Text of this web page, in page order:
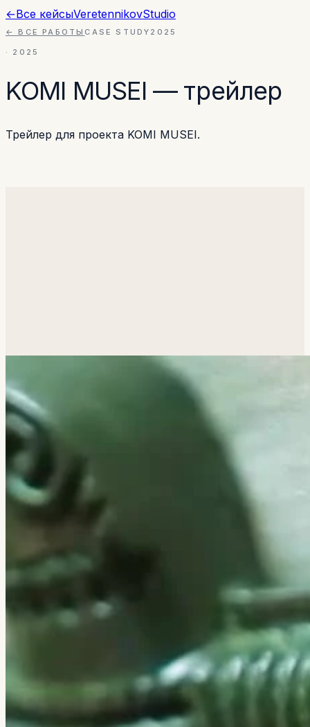
←Все кейсыVeretennikovStudio
← ВСЕ РАБОТЫ CASE STUDY 2025
· 2025
KOMI MUSEI — трейлер
Трейлер для проекта KOMI MUSEI.
Похожая задача? Обсудим.
Анатолий ответит лично.
← Все кейсы